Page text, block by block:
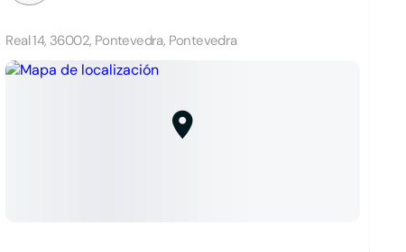
Real 14, 36002, Pontevedra, Pontevedra